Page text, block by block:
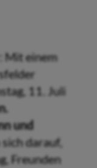
Mit einem
11. Juli
und
darauf,
Freunden